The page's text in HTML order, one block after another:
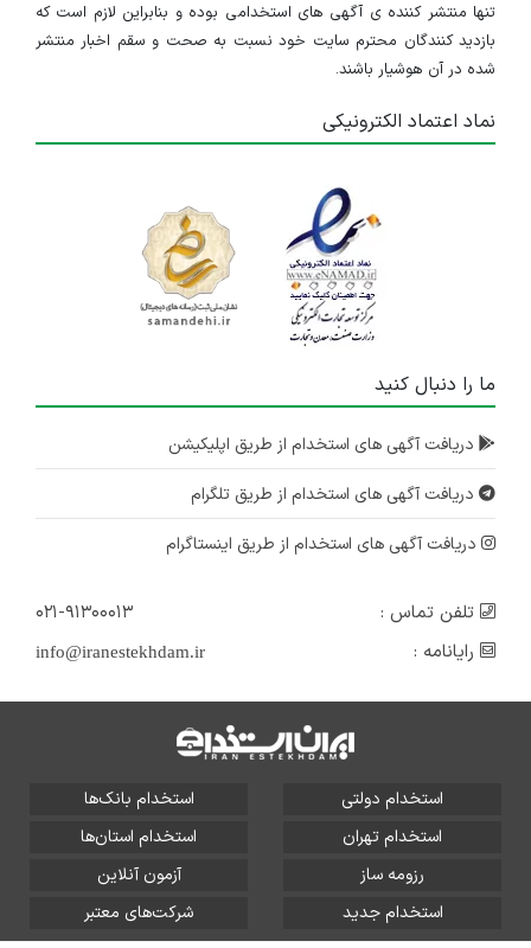
تنها منتشر کننده ی آگهی های استخدامی بوده و بنابراین لازم است که
بازدید کنندگان محترم سایت خود نسبت به صحت و سقم اخبار منتشر
شده در آن هوشیار باشند.
نماد اعتماد الکترونیکی
ما را دنبال کنید
دریافت آگهی های استخدام از طریق اپلیکیشن
دریافت آگهی های استخدام از طریق تلگرام
دریافت آگهی های استخدام از طریق اینستاگرام
تلفن تماس :
۰۲۱-۹۱۳۰۰۰۱۳
رایانامه :
info@iranestekhdam.ir
استخدام دولتی
استخدام بانک‌ها
استخدام تهران
استخدام استان‌ها
رزومه ساز
آزمون آنلاین
استخدام جدید
شرکت‌های معتبر